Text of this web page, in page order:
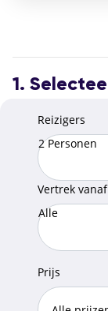
1.
Reizigers
2 Personen
Vertrek vanaf
Alle
Prijs